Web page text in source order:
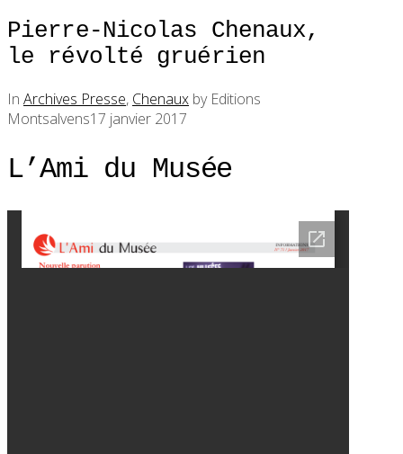
Pierre-Nicolas Chenaux,
le révolté gruérien
In Archives Presse, Chenaux by Editions
Montsalvens17 janvier 2017
L’Ami du Musée